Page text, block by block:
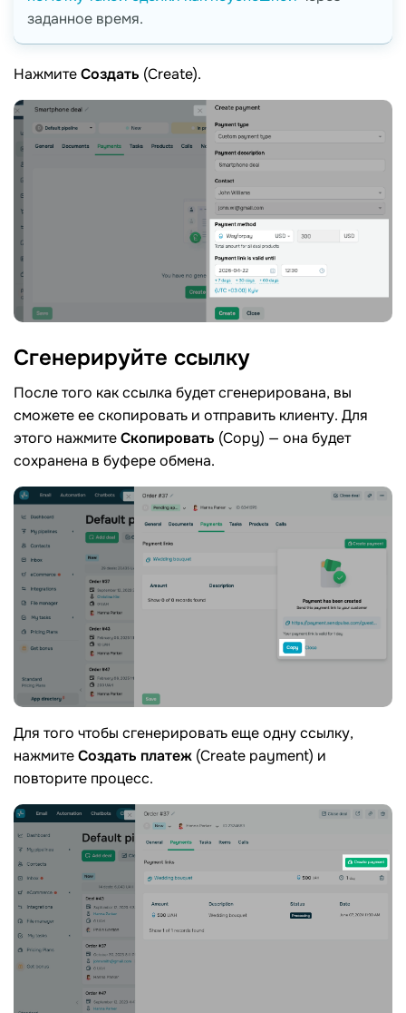
заданное время.
НажмитеСоздать (Create).
Сгенерируйте ссылку
После того как ссылка будет сгенерирована, вы
сможете ее скопировать и отправить клиенту. Для
этого нажмитеСкопировать (Copy) — она будет
сохранена в буфере обмена.
Для того чтобы сгенерировать еще одну ссылку,
нажмитеСоздать платеж (Create payment) и
повторите процесс.